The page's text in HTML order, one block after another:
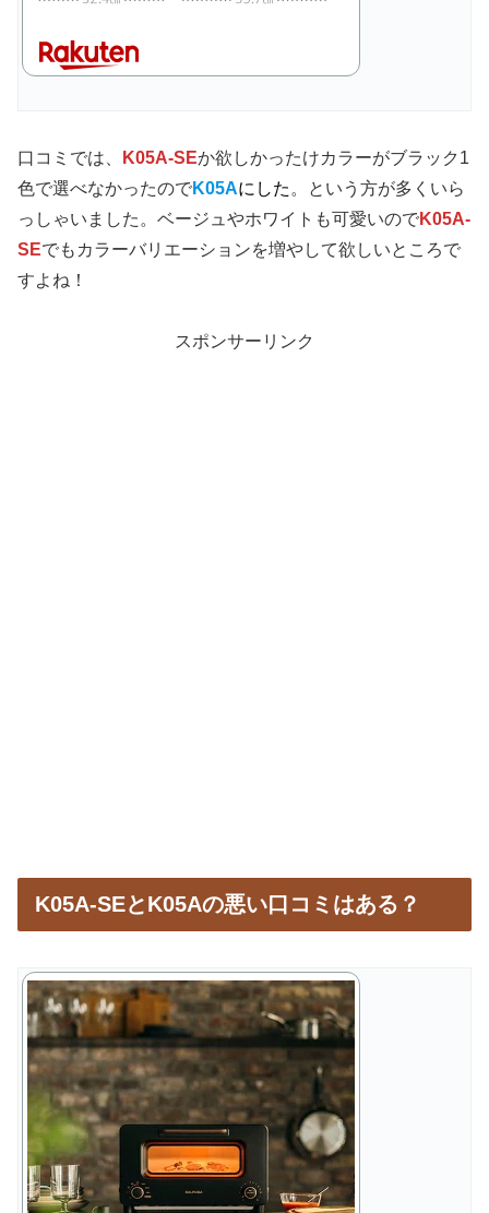
口コミでは、 K05A-SEか欲しかったけカラーがブラック1
色で選べなかったのでK05Aにした 。という方が多くいら
っしゃいました。ベージュやホワイトも可愛いのでK05A-
SEでもカラーバリエーションを増やして欲しいところで
すよね！
スポンサーリンク
K05A-SEとK05Aの悪い口コミはある？